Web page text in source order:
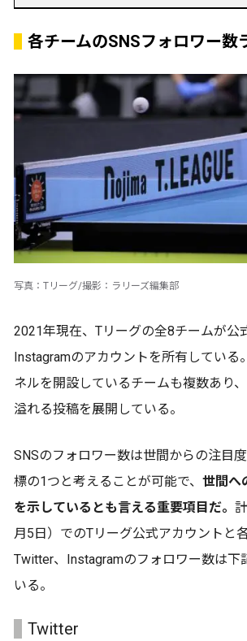
各チームのSNSフォロワー数
写真：Tリーグ/撮影：ラリーズ編集部
2021年現在、Tリーグの全8チームが公
Instagramのアカウントを所有している
ネルを開設しているチームも複数あり
溢れる投稿を展開している。
SNSのフォロワー数は世間からの注目
標の1つと考えることが可能で、 世間へ
を示しているとも言える重要項目だ。
月5日）でのTリーグ公式アカウントと
Twitter、Instagramのフォロワー数は下
いる。
Twitter